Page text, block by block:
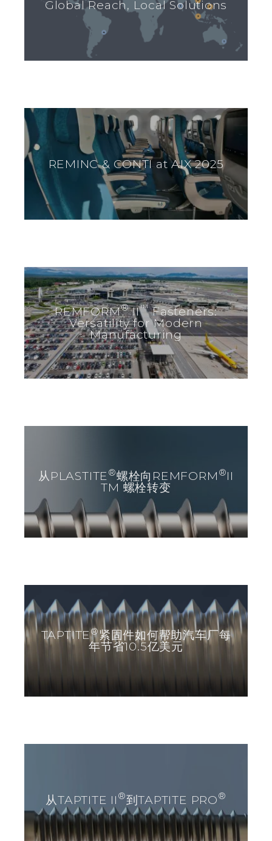
Global Reach, Local Solutions
REMINC & CONTI at AIX 2025
REMFORM®II™Fasteners:
Versatility for Modern
Manufacturing
从PLASTITE®螺栓向REMFORM ®II
TM 螺栓转变
TAPTITE®紧固件如何帮助汽车厂每
年节省10.5亿美元
从TAPTITE II ®到TAPTITE PRO®